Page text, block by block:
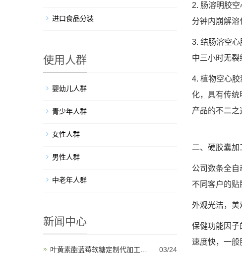
2. 肠溶明胶
分钟内崩解溶
3. 结肠溶空
中三小时无裂
4. 植物空心
化，具有传
产品的不二之
二、硬胶囊加
公司数条全
不同客户的贴
外观光洁，美
保健功能因子
速度快，一般
进口食品分装
使用人群
婴幼儿人群
青少年人群
女性人群
男性人群
中老年人群
新闻中心
03/24